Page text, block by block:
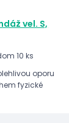
vel. S,
10 ks
oporu
fyzické